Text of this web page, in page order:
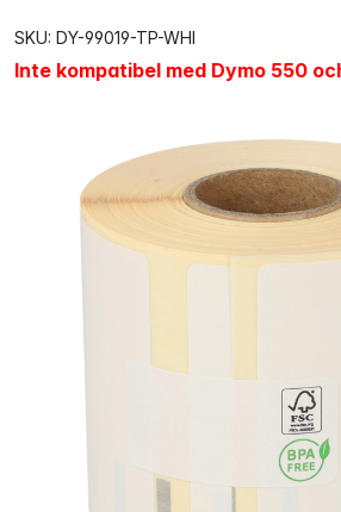
SKU: DY-99019-TP-WHI
Inte kompatibel med Dymo 550